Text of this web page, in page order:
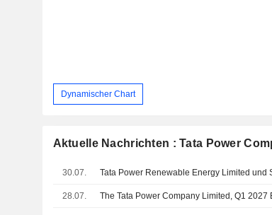
Dynamischer Chart
Aktuelle Nachrichten : Tata Power
30.07.
28.07. The Tata Power Company Limited, Q1